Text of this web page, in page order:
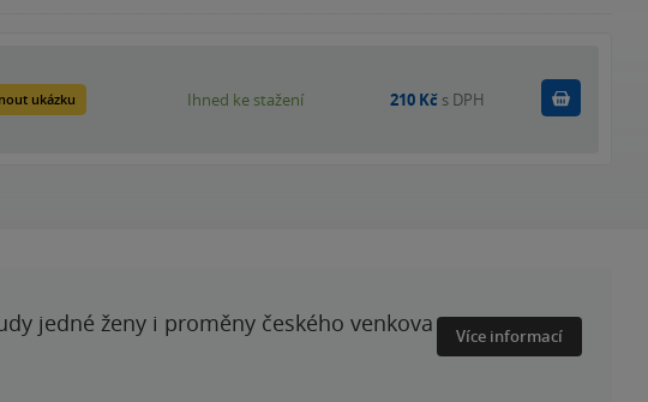
ukázku Ihned ke stažení 210 Kč s DPH Koupit
jedné ženy i proměny českého venkova
Více informací